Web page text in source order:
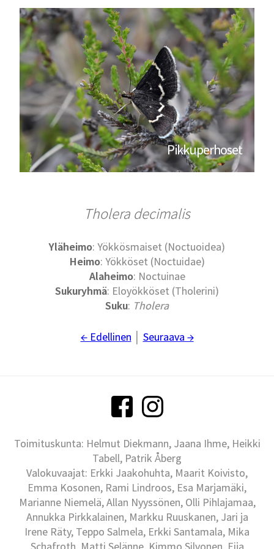
Pikkuperhoset
Tholera decimalis
Yläheimo: Yökkösmaiset (Noctuoidea)
Heimo: Yökköset (Noctuidae)
Alaheimo: Noctuinae
Sukuryhmä: Eloyökköset (Tholerini)
Suku: Tholera
← Edellinen Seuraava →
Toimituskunta: Helmut Diekmann, Jaana Ihme, Heikki
Tabell, Patrik Åberg
Valokuvaajat: Erkki Jaakohuhta, Maarit Koivisto,
Emma Kosonen, Rami Lindroos, Esa Marjamäki,
Marianne Niemelä, Allan Nyyssönen, Olli Pihlajamaa,
Annukka Pirkkalainen, Markku Ruuskanen, Jari ja
Irene Räty, Teppo Salmela, Erkki Santamala, Mika